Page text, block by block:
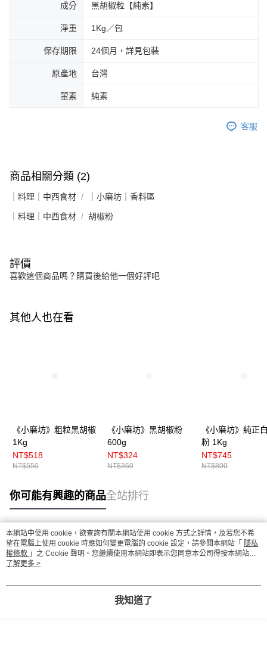
成分 黑胡椒粒【純素】
淨重 1Kg／包
保存期限 24個月，詳見包裝
原產地 台灣
葷素 純素
客服
商品相關分類 (2)
｜料理｜中西食材 ｜小磨坊｜香料區
｜料理｜中西食材 胡椒粉
評價
喜歡這個商品嗎？購買後給他一個好評吧
其他人也在看
《小磨坊》粗粒黑胡椒
1Kg
NT$518
NT$550
《小磨坊》黑胡椒粉
600g
NT$324
NT$360
《小磨坊》純正
粉 1Kg
NT$745
NT$800
你可能有興趣的商品全站排行
熱門標籤
本網站中使用 cookie，欲查詢有關本網站使用 cookie 方式之詳情，及若您不希
望在電腦上使用 cookie 時應如何變更電腦的 cookie 設定，請參閱本網站「 隱私
權條款 」之 Cookie 聲明。您繼續使用本網站即表示您同意本公司得按本網站使
用條款之 Cookie 聲明使用 cookie。
了解更多 >
我知道了